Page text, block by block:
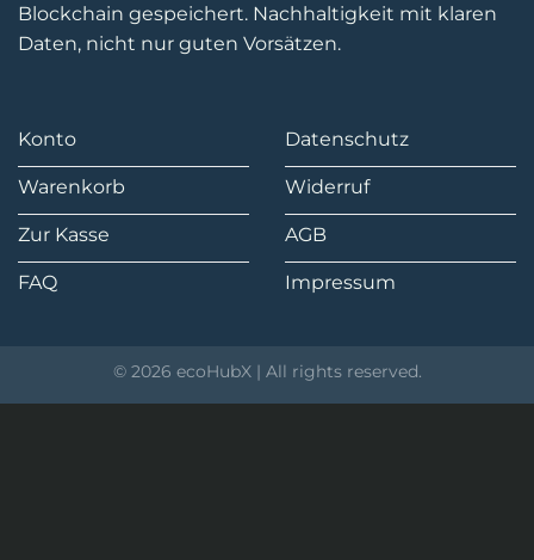
Blockchain gespeichert. Nachhaltigkeit mit klaren
Daten, nicht nur guten Vorsätzen.
Konto
Warenkorb
Zur Kasse
FAQ
Datenschutz
Widerruf
AGB
Impressum
© 2026 ecoHubX | All rights reserved.